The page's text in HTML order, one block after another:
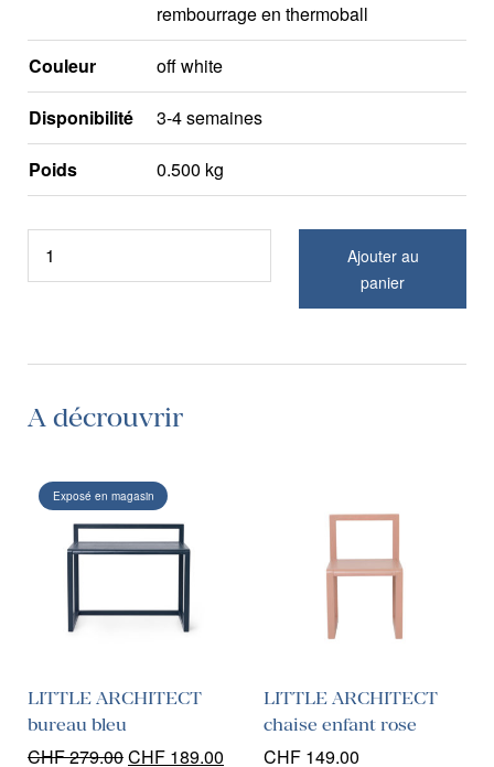
rembourrage en thermoball
Couleur off white
Disponibilité 3-4 semaines
Poids 0.500 kg
Ajouter au
panier
A décrouvrir
LITTLE ARCHITECT
bureau bleu
CHF279.00Le
CHF 189.00
Exposé en magasin
LITTLE ARCHITECT
chaise enfant rose
CHF 149.00